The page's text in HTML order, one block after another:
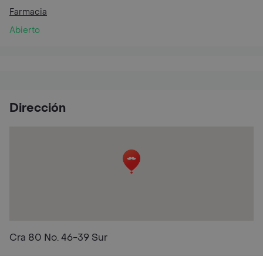
Farmacia
Abierto
Dirección
Cra 80 No. 46-39 Sur